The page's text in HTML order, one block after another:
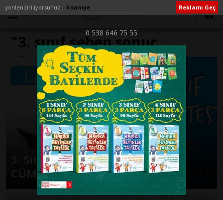
yönlendiriliyorsunuz... 6 saniye Reklamı Geç
0 538 646 75 55
"3. sınıf sebep sonuç
cümlesi" ile İlişikli yazılar
3. Sınıf Türkçe -NEDEN SONUÇ
CÜMLELERİ 2- Online Test